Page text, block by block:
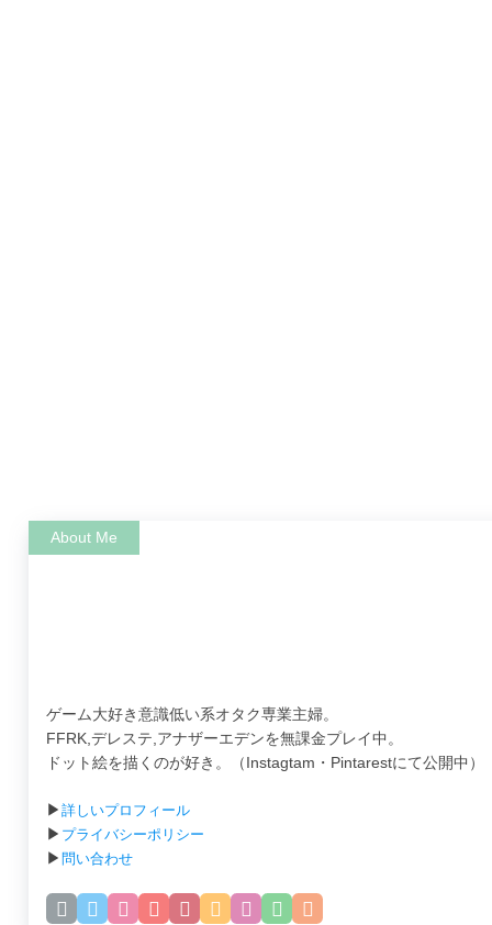
ゲーム大好き意識低い系オタク専業主婦。
FFRK,デレステ,アナザーエデンを無課金プレイ中。
ドット絵を描くのが好き。（Instagtam・Pintarestにて公開中）
▶ 詳しいプロフィール
▶ プライバシーポリシー
▶ 問い合わせ